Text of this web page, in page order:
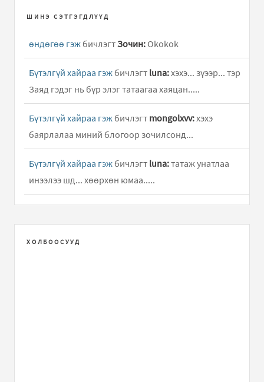
ШИНЭ СЭТГЭГДЛҮҮД
өндөгөө гэж бичлэгтЗочин: Okokok
Бүтэлгүй хайраа гэж бичлэгт luna:хэхэ... зүээр... тэр
Заяд гэдэг нь бүр элэг татаагаа хаяцан.....
Бүтэлгүй хайраа гэж бичлэгт mongolxvv:хэхэ
баярлалаа миний блогоор зочилсонд...
Бүтэлгүй хайраа гэж бичлэгт luna:татаж унатлаа
инээлээ шд... хөөрхөн юмаа.....
uulzah bhda.
ХОЛБООСУУД